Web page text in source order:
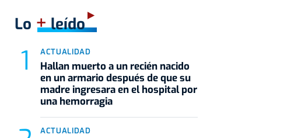
Lo +leído
ACTUALIDAD
Hallan muerto a un recién nacido
en un armario después de que su
madre ingresara en el hospital por
una hemorragia
ACTUALIDAD